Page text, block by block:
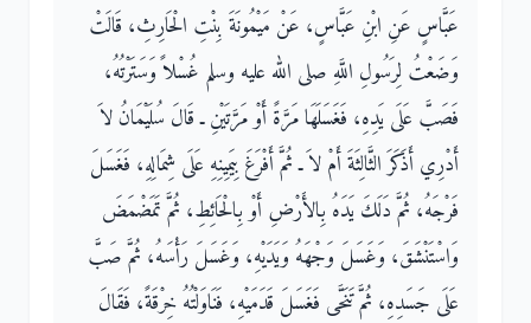
عَبَّاسٍ عَنِ ابْنِ عَبَّاسٍ، عَنْ مَيْمُونَةَ بِنْتِ الْحَارِثِ، قَالَتْ
وَضَعْتُ لِرَسُولِ اللَّهِ صلى الله عليه وسلم غُسْلاً وَسَتَرْتُهُ،
فَصَبَّ عَلَى يَدِهِ، فَغَسَلَهَا مَرَّةً أَوْ مَرَّتَيْنِ ـ قَالَ سُلَيْمَانُ لاَ
أَدْرِي أَذَكَرَ الثَّالِثَةَ أَمْ لاَ ـ ثُمَّ أَفْرَغَ بِيَمِينِهِ عَلَى شِمَالِهِ، فَغَسَلَ
فَرْجَهُ، ثُمَّ دَلَكَ يَدَهُ بِالأَرْضِ أَوْ بِالْحَائِطِ، ثُمَّ تَمَضْمَضَ
وَاسْتَنْشَقَ، وَغَسَلَ وَجْهَهُ وَيَدَيْهِ، وَغَسَلَ رَأْسَهُ، ثُمَّ صَبَّ
عَلَى جَسَدِهِ، ثُمَّ تَنَحَّى فَغَسَلَ قَدَمَيْهِ، فَنَاوَلْتُهُ خِرْقَةً، فَقَالَ